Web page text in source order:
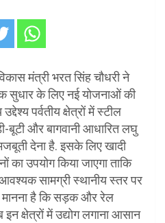
मंत्री भरत सिंह चौधरी ने
सुधार के लिए नई योजनाओं की
पर्वतीय क्षेत्रों में स्टील
और बागवानी आधारित लघु
देना है. इसके लिए खादी
का उपयोग किया जाएगा ताकि
आवश्यक सामग्री स्थानीय स्तर पर
मानना है कि सड़क और रेल
क्षेत्रों में उद्योग लगाना आसान